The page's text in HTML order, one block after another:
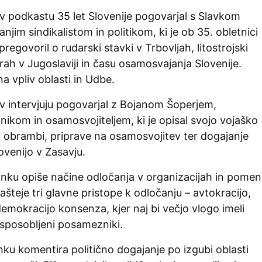
podkastu 35 let Slovenije pogovarjal s Slavkom
sindikalistom in politikom, ki je ob 35. obletnici
o rudarski stavki v Trbovljah, litostrojski
v Jugoslaviji in času osamosvajanja Slovenije.
vpliv oblasti in Udbe.
intervjuju pogovarjal z Bojanom Šoperjem,
in osamosvojiteljem, ki je opisal svojo vojaško
priprave na osamosvojitev ter dogajanje
v Zasavju.
opiše načine odločanja v organizacijah in pomen
tri glavne pristope k odločanju – avtokracijo,
konsenza, kjer naj bi večjo vlogo imeli
posamezniki.
komentira politično dogajanje po izgubi oblasti